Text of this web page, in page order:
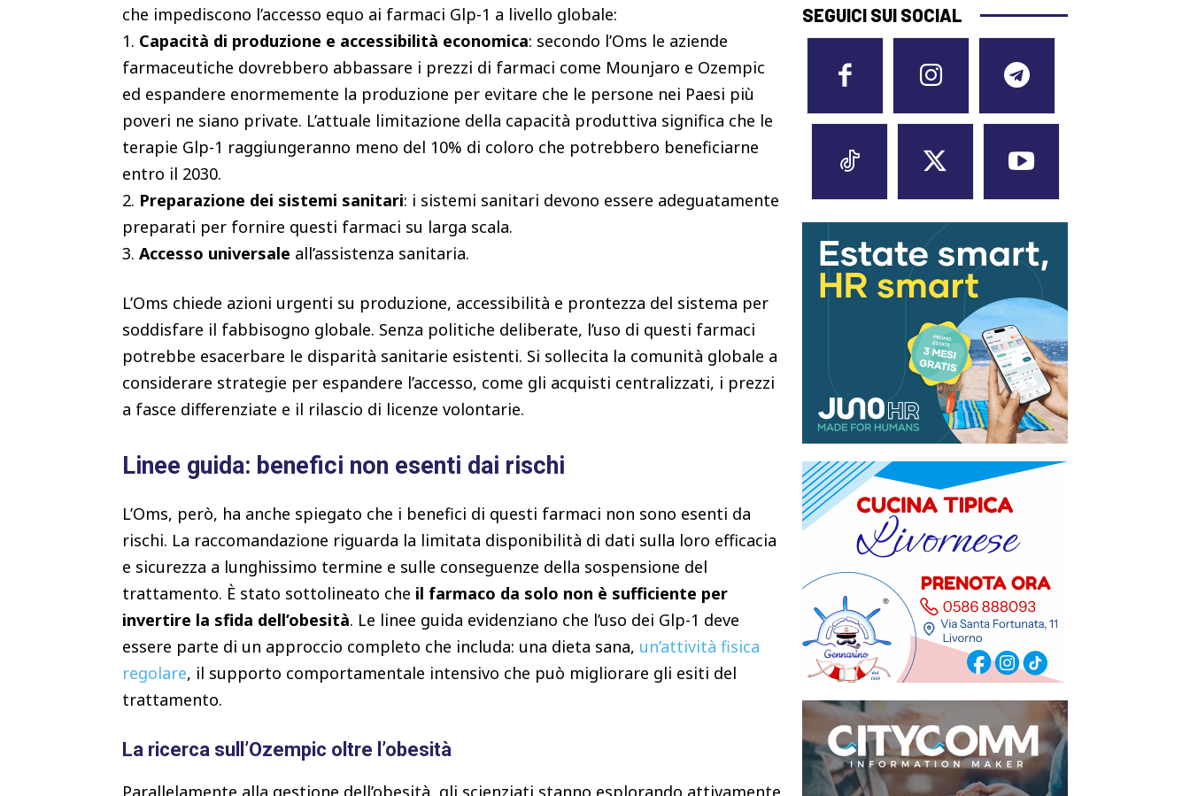
che impediscono l’accesso equo ai farmaci Glp-1 a livello globale:
1. Capacità di produzione e accessibilità economica: secondo l’Oms le aziende
farmaceutiche dovrebbero abbassare i prezzi di farmaci come Mounjaro e Ozempic
ed espandere enormemente la produzione per evitare che le persone nei Paesi più
poveri ne siano private. L’attuale limitazione della capacità produttiva significa che le
terapie Glp-1 raggiungeranno meno del 10% di coloro che potrebbero beneficiarne
entro il 2030.
2. Preparazione dei sistemi sanitari: i sistemi sanitari devono essere adeguatamente
preparati per fornire questi farmaci su larga scala.
3. Accesso universale all’assistenza sanitaria.
L’Oms chiede azioni urgenti su produzione, accessibilità e prontezza del sistema per
soddisfare il fabbisogno globale. Senza politiche deliberate, l’uso di questi farmaci
potrebbe esacerbare le disparità sanitarie esistenti. Si sollecita la comunità globale a
considerare strategie per espandere l’accesso, come gli acquisti centralizzati, i prezzi
a fasce differenziate e il rilascio di licenze volontarie.
Linee guida: benefici non esenti dai rischi
L’Oms, però, ha anche spiegato che i benefici di questi farmaci non sono esenti da
rischi. La raccomandazione riguarda la limitata disponibilità di dati sulla loro efficacia
e sicurezza a lunghissimo termine e sulle conseguenze della sospensione del
trattamento. È stato sottolineato che il farmaco da solo non è sufficiente per
invertire la sfida dell’obesità. Le linee guida evidenziano che l’uso dei Glp-1 deve
essere parte di un approccio completo che includa: una dieta sana, un’attività fisica
regolare, il supporto comportamentale intensivo che può migliorare gli esiti del
trattamento.
La ricerca sull’Ozempic oltre l’obesità
Parallelamente alla gestione dell’obesità, gli scienziati stanno esplorando attivamente
SEGUICI SUI SOCIAL